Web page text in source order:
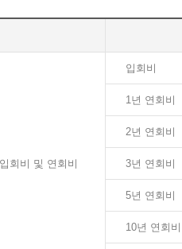
회비 및 연회비
입회비
1년 연회비
2년 연회비
3년 연회비
5년 연회비
10년 연회비